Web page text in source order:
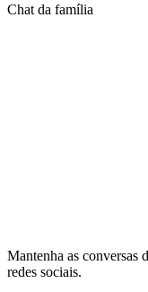
Chat da família
Mantenha as conversas
redes sociais.